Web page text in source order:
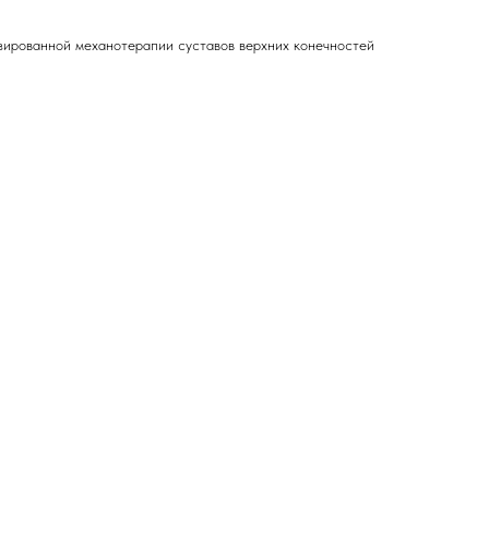
механотерапии суставов верхних конечностей